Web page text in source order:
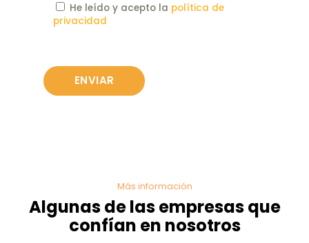
He leído y acepto la política de
privacidad
Más información
Algunas de las empresas que
confían en nosotros